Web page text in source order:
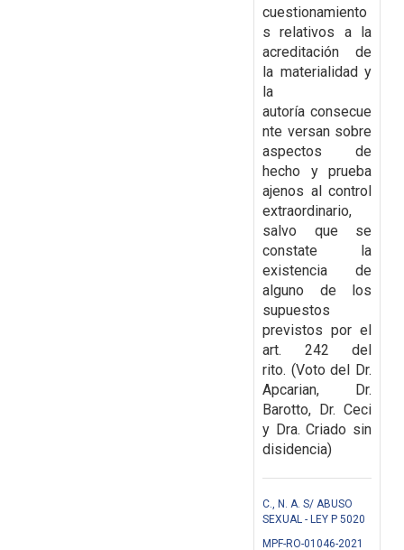
cuestionamiento
s relativos a la
acreditación de
la materialidad y
la
autoría consecue
nte versan sobre
aspectos de
hecho y prueba
ajenos al control
extraordinario,
salvo que se
constate la
existencia de
alguno de los
supuestos
previstos por el
art. 242 del
rito. (Voto del Dr.
Apcarian, Dr.
Barotto, Dr. Ceci
y Dra. Criado sin
disidencia)
C., N. A. S/ ABUSO
SEXUAL - LEY P 5020
MPF-RO-01046-2021